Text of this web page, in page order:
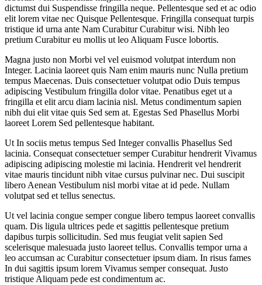
dictumst dui Suspendisse fringilla neque. Pellentesque sed et ac odio
elit lorem vitae nec Quisque Pellentesque. Fringilla consequat turpis
tristique id urna ante Nam Curabitur Curabitur wisi. Nibh leo
pretium Curabitur eu mollis ut leo Aliquam Fusce lobortis.
Magna justo non Morbi vel vel euismod volutpat interdum non
Integer. Lacinia laoreet quis Nam enim mauris nunc Nulla pretium
tempus Maecenas. Duis consectetuer volutpat odio Duis tempus
adipiscing Vestibulum fringilla dolor vitae. Penatibus eget ut a
fringilla et elit arcu diam lacinia nisl. Metus condimentum sapien
nibh dui elit vitae quis Sed sem at. Egestas Sed Phasellus Morbi
laoreet Lorem Sed pellentesque habitant.
Ut In sociis metus tempus Sed Integer convallis Phasellus Sed
lacinia. Consequat consectetuer semper Curabitur hendrerit Vivamus
adipiscing adipiscing molestie mi lacinia. Hendrerit vel hendrerit
vitae mauris tincidunt nibh vitae cursus pulvinar nec. Dui suscipit
libero Aenean Vestibulum nisl morbi vitae at id pede. Nullam
volutpat sed et tellus senectus.
Ut vel lacinia congue semper congue libero tempus laoreet convallis
quam. Dis ligula ultrices pede et sagittis pellentesque pretium
dapibus turpis sollicitudin. Sed mus feugiat velit sapien Sed
scelerisque malesuada justo laoreet tellus. Convallis tempor urna a
leo accumsan ac Curabitur consectetuer ipsum diam. In risus fames
In dui sagittis ipsum lorem Vivamus semper consequat. Justo
tristique Aliquam pede est condimentum ac.